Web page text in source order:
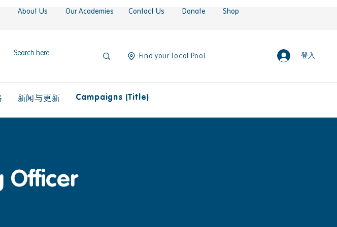
About Us Our Academies Contact Us Donate Shop
Find your Local Pool 登入
新闻与更新 Campaigns (Title)
Officer